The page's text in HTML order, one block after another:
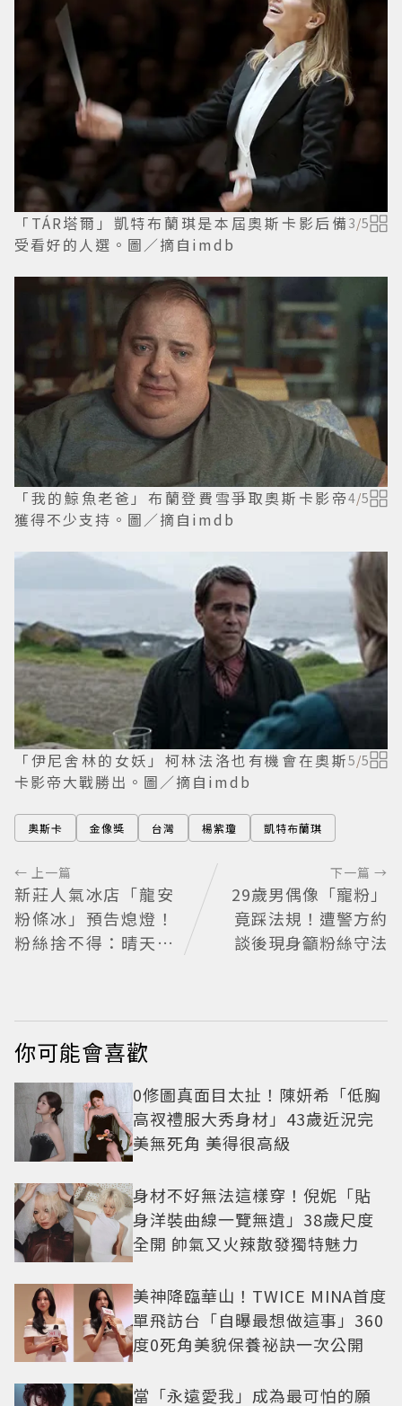
「TÁR塔爾」凱特布蘭琪是本屆奧斯卡影后備
受看好的人選。圖／摘自imdb
3/5
「我的鯨魚老爸」布蘭登費雪爭取奧斯卡影帝
獲得不少支持。圖／摘自imdb
4/5
「伊尼舍林的女妖」柯林法洛也有機會在奧斯
卡影帝大戰勝出。圖／摘自imdb
5/5
奧斯卡 金像獎 台灣 楊紫瓊 凱特布蘭琪
← 上一篇
新莊人氣冰店「龍安
粉條冰」預告熄燈！
粉絲捨不得：晴天霹
下一篇 →
29歲男偶像「寵粉」
竟踩法規！遭警方約
談後現身籲粉絲守法
你可能會喜歡
0修圖真面目太扯！陳妍希「低胸
高衩禮服大秀身材」43歲近況完
美無死角 美得很高級
身材不好無法這樣穿！倪妮「貼
身洋裝曲線一覽無遺」38歲尺度
全開 帥氣又火辣散發獨特魅力
美神降臨華山！TWICE MINA首度
單飛訪台「自曝最想做這事」360
度0死角美貌保養祕訣一次公開
當「永遠愛我」成為最可怕的願